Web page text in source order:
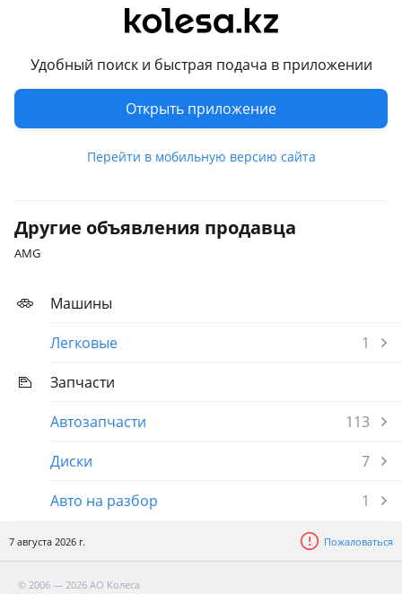
Удобный поиск и быстрая подача в приложении
Открыть приложение
Перейти в мобильную версию сайта
2002 - 2006 W211/S211
Комментарий продавца
В продаже обвес AMG оригинал. Есть рестайлинг. Есть
дорестайлинг. Есть с пирогами и без. Есть комплект на
Другие объявления продавца
AMG
Машины
Легковые
1
Запчасти
Автозапчасти
113
Диски
7
Авто на разбор
1
7 августа 2026 г. Пожаловаться
© 2006 — 2026 АО Колеса